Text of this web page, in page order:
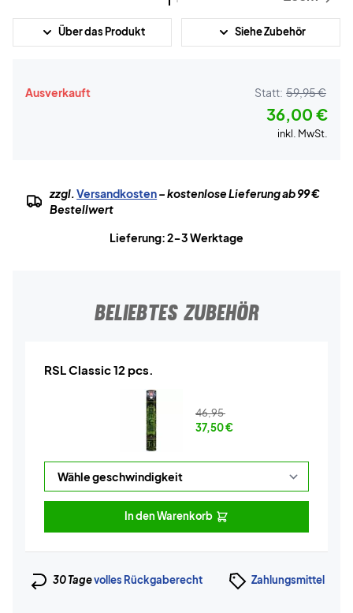
Über das Produkt Siehe Zubehör
Ausverkauft Statt: 59,95 €
36,00 €
inkl. MwSt.
zzgl.Versandkosten– kostenlose Lieferung ab 99 €
Bestellwert
Lieferung: 2-3 Werktage
BELIEBTES ZUBEHÖR
RSL Classic 12 pcs.
46,95
37,50€
In den Warenkorb
30 Tagevolles Rückgaberecht Zahlungsmittel